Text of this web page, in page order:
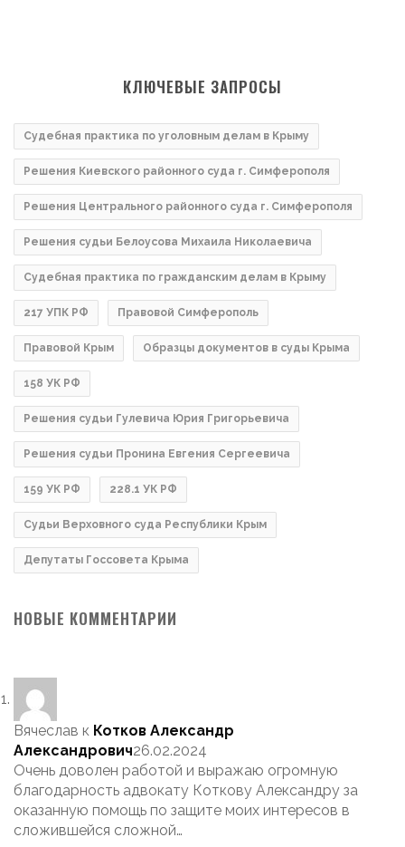
КЛЮЧЕВЫЕ ЗАПРОСЫ
Судебная практика по уголовным делам в Крыму
Решения Киевского районного суда г. Симферополя
Решения Центрального районного суда г. Симферополя
Решения судьи Белоусова Михаила Николаевича
Судебная практика по гражданским делам в Крыму
217 УПК РФ Правовой Симферополь
Правовой Крым Образцы документов в суды Крыма
158 УК РФ
Решения судьи Гулевича Юрия Григорьевича
Решения судьи Пронина Евгения Сергеевича
159 УК РФ 228.1 УК РФ
Судьи Верховного суда Республики Крым
Депутаты Госсовета Крыма
НОВЫЕ КОММЕНТАРИИ
Вячеслав к Котков Александр
Александрович26.02.2024
Очень доволен работой и выражаю огромную
благодарность адвокату Коткову Александру за
оказанную помощь по защите моих интересов в
сложившейся сложной…